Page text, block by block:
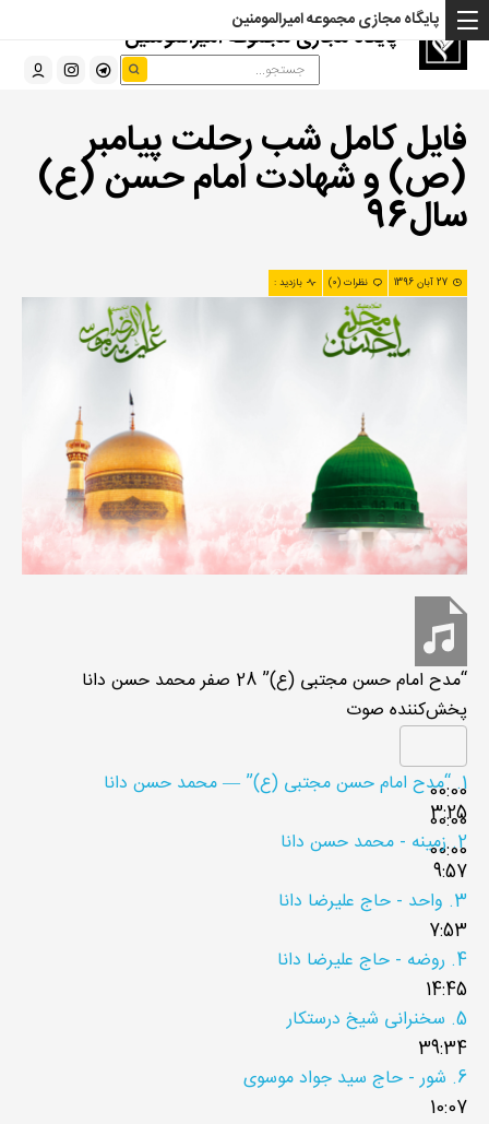
پایگاه مجازی مجموعه امیرالمومنین
پایگاه مجازی مجموعه امیرالمومنین
فایل کامل شب رحلت پیامبر
(ص) و شهادت امام حسن (ع)
سال96
27 آبان 1396 نظرات (0) بازدید :
“مدح امام حسن مجتبی (ع)” 28 صفر
محمد حسن دانا
پخش‌کننده صوت
00:00
00:00
00:00
1. “مدح امام حسن مجتبی (ع)” — محمد حسن دانا
3:25
2. زمینه - محمد حسن دانا
9:57
3. واحد - حاج علیرضا دانا
7:53
4. روضه - حاج علیرضا دانا
14:45
5. سخنرانی شیخ درستکار
39:34
6. شور - حاج سید جواد موسوی
10:07